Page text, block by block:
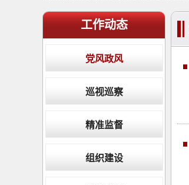
工作动态
党风政风
巡视巡察
精准监督
组织建设